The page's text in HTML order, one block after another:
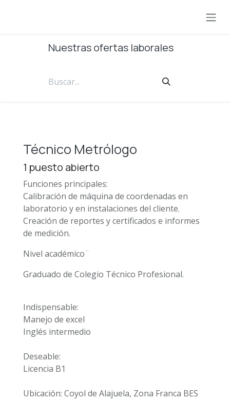
Nuestras ofertas laborales
Técnico Metrólogo
1 puesto abierto
Funciones principales:
Calibración de máquina de coordenadas en
laboratorio y en instalaciones del cliente.
Creación de reportes y certificados e informes
de medición.
Nivel académico¨
Graduado de Colegio Técnico Profesional.
Indispensable:
Manejo de excel
Inglés intermedio
Deseable:
Licencia B1
Ubicación: Coyol de Alajuela, Zona Franca BES